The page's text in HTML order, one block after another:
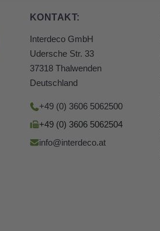
KONTAKT:
Interdeco GmbH
Udersche Str. 33
37318 Thalwenden
Deutschland
+49 (0) 3606 5062500
+49 (0) 3606 5062504
info@interdeco.at